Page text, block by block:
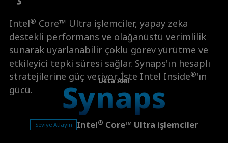
Intel® Core™ Ultra işlemciler, yapay zeka
destekli performans ve olağanüstü verimlilik
sunarak uyarlanabilir çoklu görev yürütme ve
etkileyici tepki süresi sağlar. Synaps'ın hesaplı
stratejilerine güç veriyor. İşte Intel Inside®'ın
gücü.
Synaps
Usta Akıl
Seviye Atlayın Intel® Core™ Ultra işlemciler